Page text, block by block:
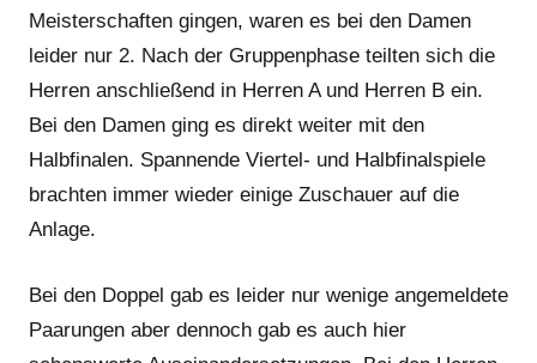
Meisterschaften gingen, waren es bei den Damen
leider nur 2. Nach der Gruppenphase teilten sich die
Herren anschließend in Herren A und Herren B ein.
Bei den Damen ging es direkt weiter mit den
Halbfinalen. Spannende Viertel- und Halbfinalspiele
brachten immer wieder einige Zuschauer auf die
Anlage.
Bei den Doppel gab es leider nur wenige angemeldete
Paarungen aber dennoch gab es auch hier